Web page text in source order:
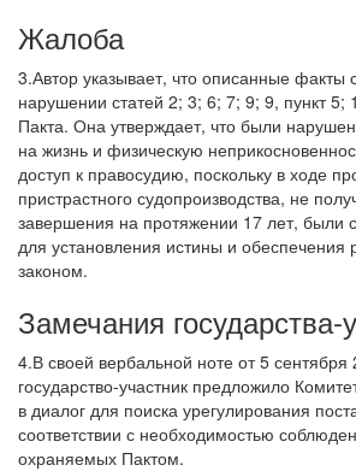
Жалоба
3.Автор указывает, что описанные факты
нарушении статей 2; 3; 6; 7; 9; 9, пункт 5;
Пакта. Она утверждает, что были
на жизнь и физическую
доступ к правосудию, поскольку в ходе
пристрастного судопроизводства, не
завершения на протяжении 17 лет, были
для установления истины и обеспечения
законом.
Замечания государства-
4.В своей вербальной ноте от 5 сентября
государство-участник предложило
в диалог для поиска урегулирования
соответствии с необходимостью
охраняемых Пактом.